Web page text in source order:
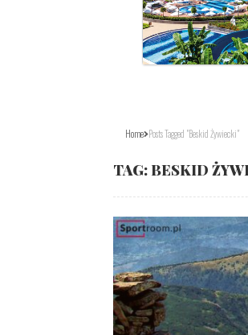
Home Posts Tagged "Beskid Żywiecki"
TAG: BESKID